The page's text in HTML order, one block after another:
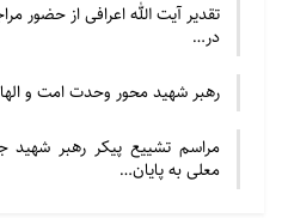
تقدیر آیت الله اعرافی از حضور
در…
رهبر شهید محور وحدت امت و
مراسم تشییع پیکر رهبر شهید
معلی به پایان…